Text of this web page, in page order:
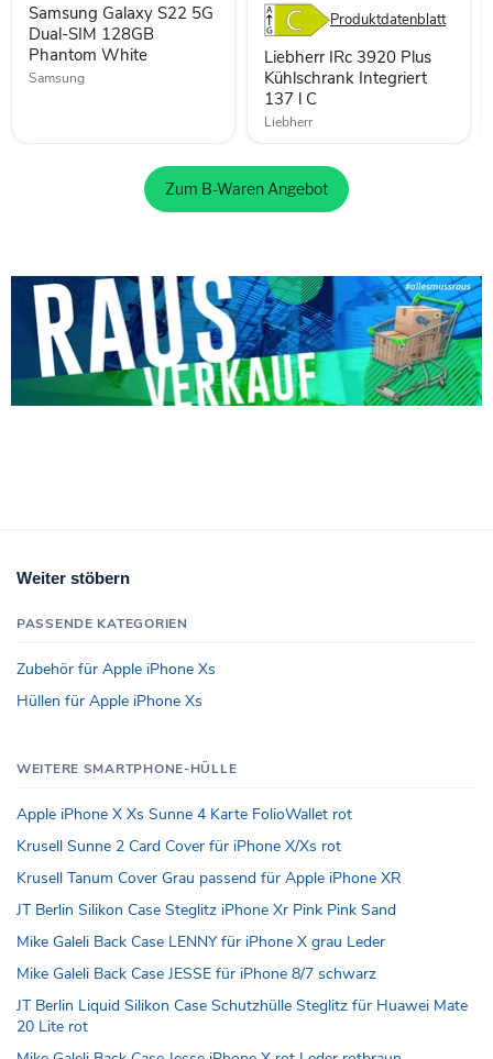
128GB
Phantom
White
Samsung Galaxy S22 5G
Dual-SIM 128GB
Phantom White
Samsung
137
C
Produktdatenblatt
Liebherr IRc 3920 Plus
Kühlschrank Integriert
137 l C
Liebherr
Zum B-Waren Angebot
Weiter stöbern
PASSENDE KATEGORIEN
Zubehör für Apple iPhone Xs
Hüllen für Apple iPhone Xs
WEITERE SMARTPHONE-HÜLLE
Apple iPhone X Xs Sunne 4 Karte FolioWallet rot
Krusell Sunne 2 Card Cover für iPhone X/Xs rot
Krusell Tanum Cover Grau passend für Apple iPhone XR
JT Berlin Silikon Case Steglitz iPhone Xr Pink Pink Sand
Mike Galeli Back Case LENNY für iPhone X grau Leder
Mike Galeli Back Case JESSE für iPhone 8/7 schwarz
JT Berlin Liquid Silikon Case Schutzhülle Steglitz für Huawei Mate
20 Lite rot